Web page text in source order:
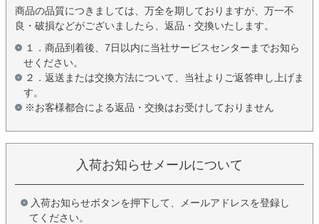
商品の品質につきましては、万全を期しておりますが、万一不
良・破損などがございましたら、返品・交換いたします。
１．商品到着後、7日以内に当社サービスセンターまでお知ら
せください。
２．返送または交換方法について、当社よりご返答申し上げま
す。
※お客様都合による返品・交換はお受けしておりません
入荷お知らせメールについて
入荷お知らせボタンを押下して、メールアドレスを登録し
てください。